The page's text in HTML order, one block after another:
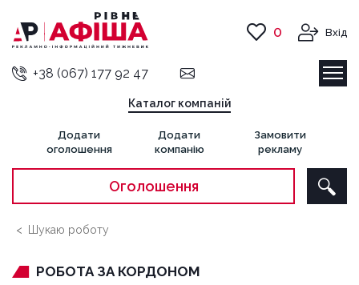
+38 (067) 177 92 47
Каталог компаній
Додати
оголошення
Додати
компанію
Замовити
рекламу
Оголошення
0 Вхід
Шукаю роботу
РОБОТА ЗА КОРДОНОМ